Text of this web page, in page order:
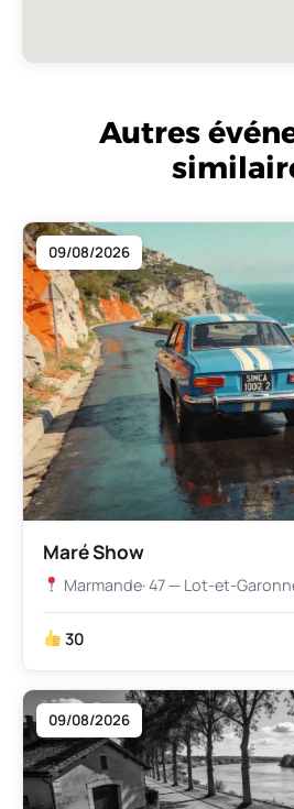
Autres
09/08/2026
Maré Show
Marmande· 47 — Lot-et-
30
09/08/2026